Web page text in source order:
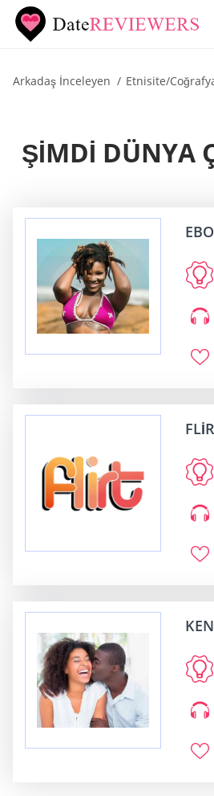
Arkadaş İnceleyen Etnisite/
ŞIMDI DÜNYA